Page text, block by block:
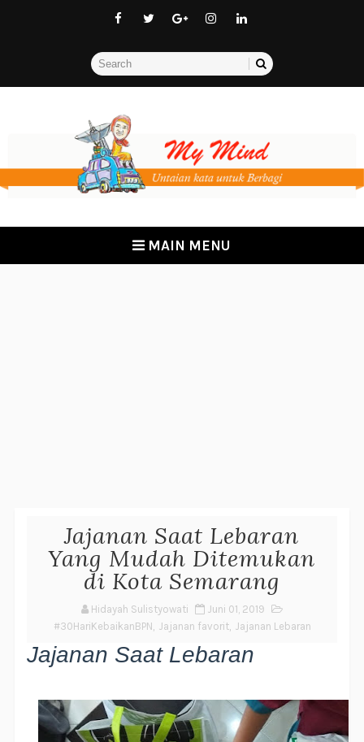
MAIN MENU
Jajanan Saat Lebaran
Yang Mudah Ditemukan
di Kota Semarang
Hidayah Sulistyowati
Juni 01, 2019
#30HariKebaikanBPN, Jajanan favorit, Jajanan Lebaran
Jajanan Saat Lebaran